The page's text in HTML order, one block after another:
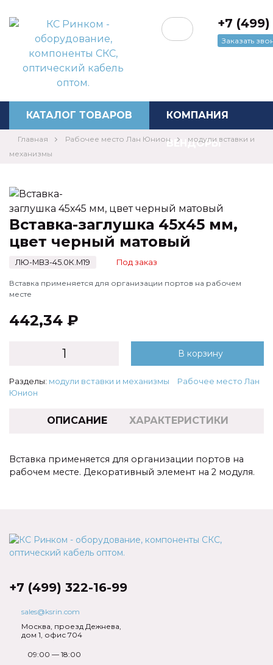
+7
Заказать
КАТАЛОГ ТОВАРОВ КОМПАНИЯ
ВЕНДОРЫ
КОНТАКТЫ
Главная Рабочее место Лан Юнион
модули вставки и
механизмы
Вставка-заглушка 45х45 мм,
цвет черный матовый
ЛЮ-МВЗ-45.0К.М19 Под заказ
Вставка применяется для организации портов на рабочем
месте
442,34 ₽
В корзину
Разделы: модули вставки и механизмы
Рабочее место Лан
Юнион
ОПИСАНИЕ ХАРАКТЕРИСТИКИ
Вставка применяется для организации портов на
рабочем месте. Декоративный элемент на 2 модуля.
+7 (499) 322-16-99
sales@ksrin.com
Москва, проезд Дежнева,
дом 1, офис 704
09:00 — 18:00